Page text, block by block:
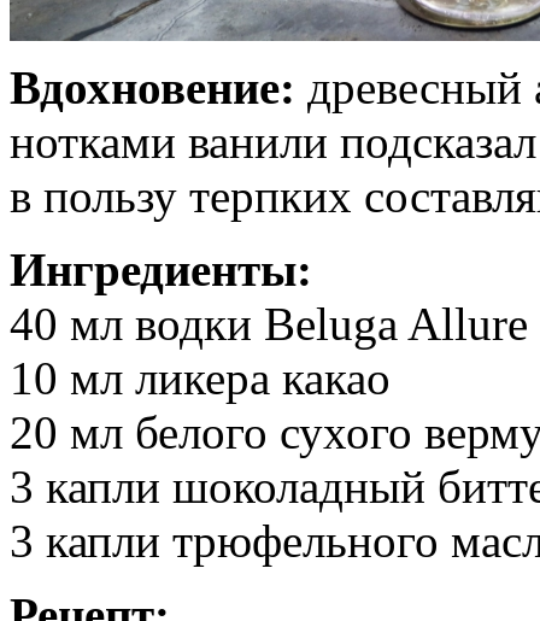
Вдохновение: древесный
нотками ванили
в пользу терпких
Ингредиенты:
40 мл водки Beluga Allure
10 мл ликера какао
20 мл белого сухого
3 капли шоколадный
3 капли трюфельного